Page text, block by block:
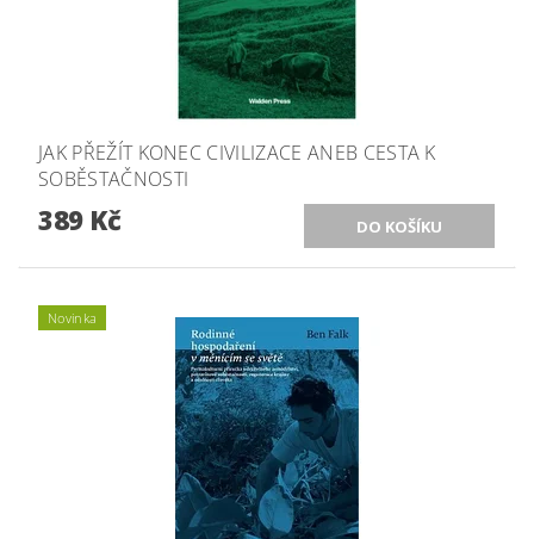
JAK PŘEŽÍT KONEC CIVILIZACE ANEB CESTA K
SOBĚSTAČNOSTI
389 Kč
Novinka